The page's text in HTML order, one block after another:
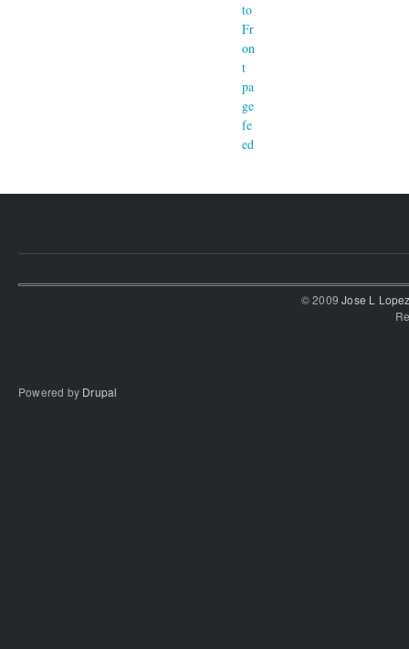
© 2009Jose L
Powered by Drupal